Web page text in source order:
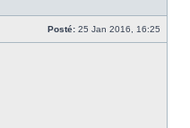
Posté: 25 Jan 2016, 16:25